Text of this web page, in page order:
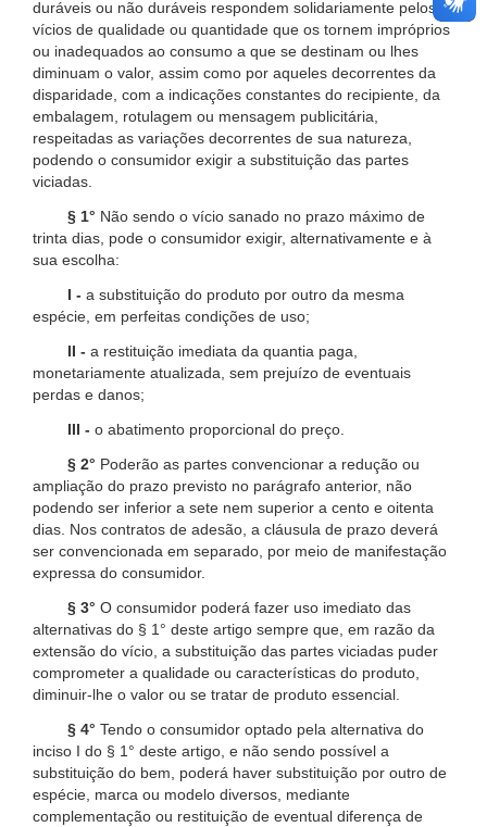
duráveis ou não duráveis respondem solidariamente pelos
vícios de qualidade ou quantidade que os tornem impróprios
ou inadequados ao consumo a que se destinam ou lhes
diminuam o valor, assim como por aqueles decorrentes da
disparidade, com a indicações constantes do recipiente, da
embalagem, rotulagem ou mensagem publicitária,
respeitadas as variações decorrentes de sua natureza,
podendo o consumidor exigir a substituição das partes
viciadas.
§ 1° Não sendo o vício sanado no prazo máximo de
trinta dias, pode o consumidor exigir, alternativamente e à
sua escolha:
I - a substituição do produto por outro da mesma
espécie, em perfeitas condições de uso;
II - a restituição imediata da quantia paga,
monetariamente atualizada, sem prejuízo de eventuais
perdas e danos;
III - o abatimento proporcional do preço.
§ 2° Poderão as partes convencionar a redução ou
ampliação do prazo previsto no parágrafo anterior, não
podendo ser inferior a sete nem superior a cento e oitenta
dias. Nos contratos de adesão, a cláusula de prazo deverá
ser convencionada em separado, por meio de manifestação
expressa do consumidor.
§ 3° O consumidor poderá fazer uso imediato das
alternativas do § 1° deste artigo sempre que, em razão da
extensão do vício, a substituição das partes viciadas puder
comprometer a qualidade ou características do produto,
diminuir-lhe o valor ou se tratar de produto essencial.
§ 4° Tendo o consumidor optado pela alternativa do
inciso I do § 1° deste artigo, e não sendo possível a
substituição do bem, poderá haver substituição por outro de
espécie, marca ou modelo diversos, mediante
complementação ou restituição de eventual diferença de